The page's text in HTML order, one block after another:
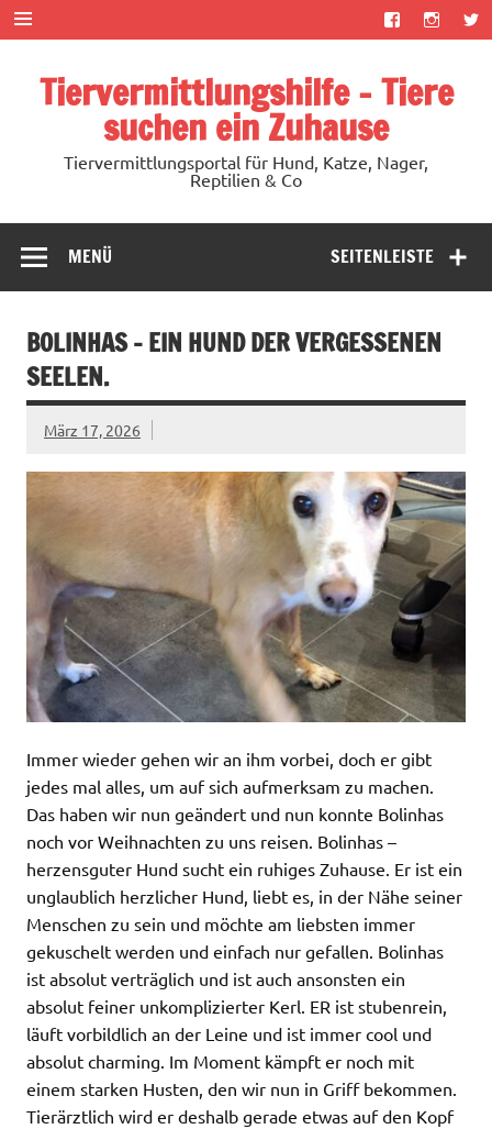
Zum
Inhalt
springen
Tiervermittlungshilfe – Tiere
suchen ein Zuhause
Tiervermittlungsportal für Hund, Katze, Nager,
Reptilien & Co
SEITENLEISTE
MENÜ
BOLINHAS – EIN HUND DER VERGESSENEN
SEELEN.
März 17, 2026
Immer wieder gehen wir an ihm vorbei, doch er gibt
jedes mal alles, um auf sich aufmerksam zu machen.
Das haben wir nun geändert und nun konnte Bolinhas
noch vor Weihnachten zu uns reisen. Bolinhas –
herzensguter Hund sucht ein ruhiges Zuhause. Er ist ein
unglaublich herzlicher Hund, liebt es, in der Nähe seiner
Menschen zu sein und möchte am liebsten immer
gekuschelt werden und einfach nur gefallen. Bolinhas
ist absolut verträglich und ist auch ansonsten ein
absolut feiner unkomplizierter Kerl. ER ist stubenrein,
läuft vorbildlich an der Leine und ist immer cool und
absolut charming. Im Moment kämpft er noch mit
einem starken Husten, den wir nun in Griff bekommen.
Tierärztlich wird er deshalb gerade etwas auf den Kopf